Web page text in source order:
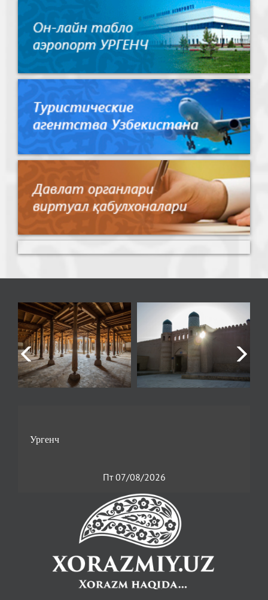
Пт 07/08/2026